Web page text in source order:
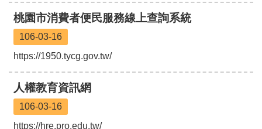
市
政
信
箱
園
市
入
口
桃園市消費者便民服務線上查詢系統
106-03-16
https://1950.tycg.gov.tw/
人權教育資訊網
106-03-16
https://hre.pro.edu.tw/